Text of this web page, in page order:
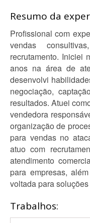
Resumo da
Profissional com
vendas
recrutamento. Iniciei
anos na área de
desenvolvi
negociação,
resultados. Atuei
vendedora
organização de
para vendas no
atuo com
atendimento
para empresas,
voltada para
Trabalhos: